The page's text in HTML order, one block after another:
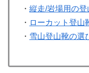
・ 縦走/岩場用の登
・ ローカット登山
・ 雪山登山靴の選